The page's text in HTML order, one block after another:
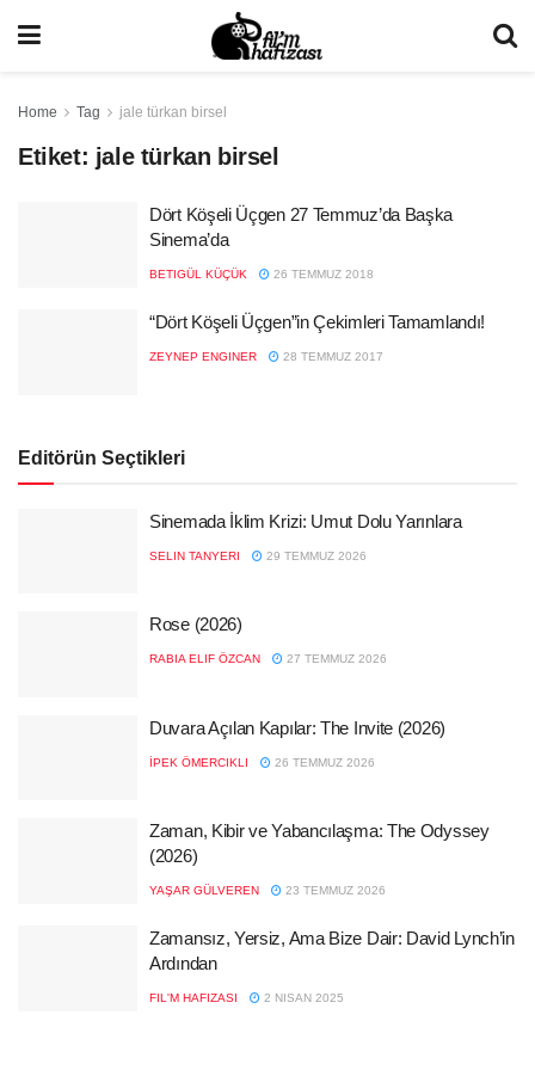
Home Tag jale türkan birsel
Etiket: jale türkan birsel
Dört Köşeli Üçgen 27 Temmuz’da Başka
Sinema’da
BETIGÜL KÜÇÜK 26 TEMMUZ 2018
“Dört Köşeli Üçgen”in Çekimleri Tamamlandı!
ZEYNEP ENGINER 28 TEMMUZ 2017
Editörün Seçtikleri
Sinemada İklim Krizi: Umut Dolu Yarınlara
SELIN TANYERI 29 TEMMUZ 2026
Rose (2026)
RABIA ELIF ÖZCAN 27 TEMMUZ 2026
Duvara Açılan Kapılar: The Invite (2026)
İPEK ÖMERCIKLI 26 TEMMUZ 2026
Zaman, Kibir ve Yabancılaşma: The Odyssey
(2026)
YAŞAR GÜLVEREN 23 TEMMUZ 2026
Zamansız, Yersiz, Ama Bize Dair: David Lynch’in
Ardından
FIL'M HAFIZASI 2 NISAN 2025